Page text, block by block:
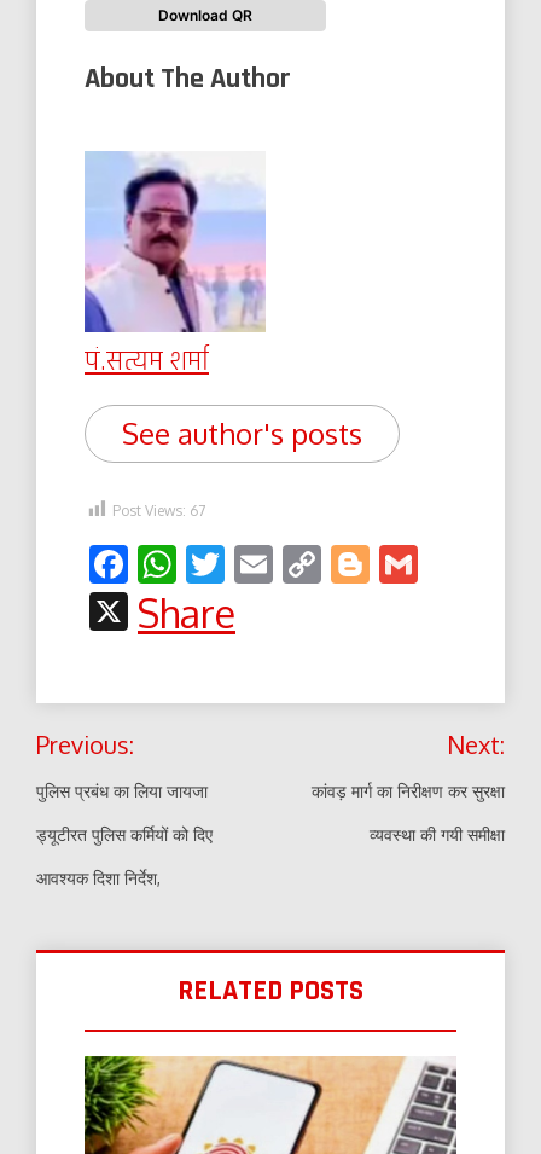
Download QR
About The Author
पं.सत्यम शर्मा
See author's posts
Post Views: 67
Facebook
WhatsApp
Twitter
EmailCopyBlogger
X
Share
Post
navigation
Previous:
पुलिस प्रबंध का लिया जायजा
ड्यूटीरत पुलिस कर्मियों को दिए
आवश्यक दिशा निर्देश,
Next:
कांवड़ मार्ग का निरीक्षण कर सुरक्षा
व्यवस्था की गयी समीक्षा
RELATED POSTS